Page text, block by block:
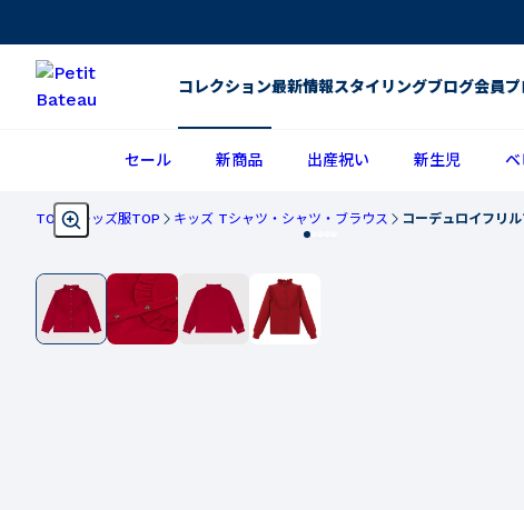
コレクション最新情報スタイリングブログ会員プ
セール 新商品 出産祝い 新生児 ベ
TOP キッズ服TOP キッズ Tシャツ・シャツ・ブラウス コーデュロイフリ